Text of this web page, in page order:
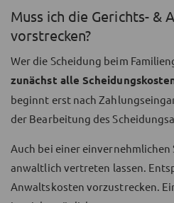
Muss ich die Gerichts- &
vorstrecken?
Wer die Scheidung beim
zunächst alle
beginnt erst nach
der Bearbeitung des
Auch bei einer einvernehmlichen
anwaltlich vertreten lassen.
Anwaltskosten vorzustrecken.